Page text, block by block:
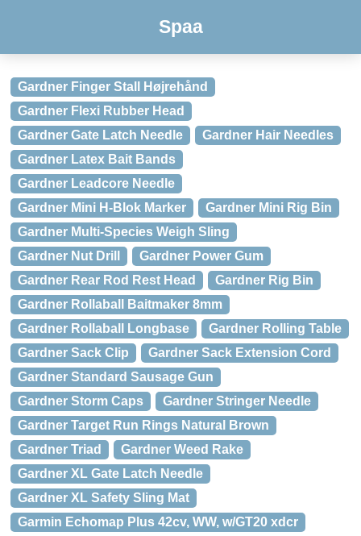
Spaa
Gardner Finger Stall Højrehånd
Gardner Flexi Rubber Head
Gardner Gate Latch Needle
Gardner Hair Needles
Gardner Latex Bait Bands
Gardner Leadcore Needle
Gardner Mini H-Blok Marker
Gardner Mini Rig Bin
Gardner Multi-Species Weigh Sling
Gardner Nut Drill
Gardner Power Gum
Gardner Rear Rod Rest Head
Gardner Rig Bin
Gardner Rollaball Baitmaker 8mm
Gardner Rollaball Longbase
Gardner Rolling Table
Gardner Sack Clip
Gardner Sack Extension Cord
Gardner Standard Sausage Gun
Gardner Storm Caps
Gardner Stringer Needle
Gardner Target Run Rings Natural Brown
Gardner Triad
Gardner Weed Rake
Gardner XL Gate Latch Needle
Gardner XL Safety Sling Mat
Garmin Echomap Plus 42cv, WW, w/GT20 xdcr